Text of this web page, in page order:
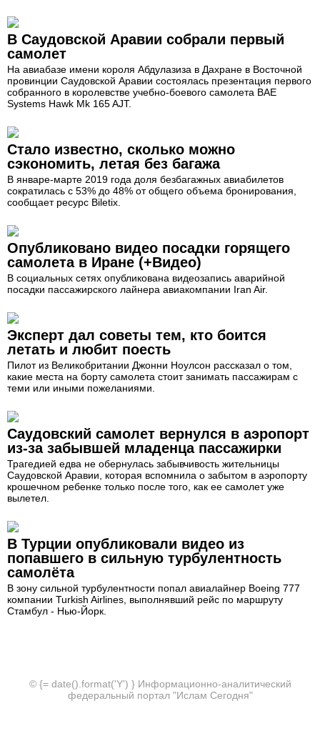
В Саудовской Аравии собрали первый
самолет
На авиабазе имени короля Абдулазиза в Дахране в Восточной
провинции Саудовской Аравии состоялась презентация первого
собранного в королевстве учебно-боевого самолета BAE
Systems Hawk Mk 165 AJT.
Стало известно, сколько можно
сэкономить, летая без багажа
В январе-марте 2019 года доля безбагажных авиабилетов
сократилась с 53% до 48% от общего объема бронирования,
сообщает ресурс Biletix.
Опубликовано видео посадки горящего
самолета в Иране (+Видео)
В социальных сетях опубликована видеозапись аварийной
посадки пассажирского лайнера авиакомпании Iran Air.
Эксперт дал советы тем, кто боится
летать и любит поесть
Пилот из Великобритании Джонни Ноулсон рассказал о том,
какие места на борту самолета стоит занимать пассажирам с
теми или иными пожеланиями.
Саудовский самолет вернулся в аэропорт
из-за забывшей младенца пассажирки
Трагедией едва не обернулась забывчивость жительницы
Саудовской Аравии, которая вспомнила о забытом в аэропорту
крошечном ребенке только после того, как ее самолет уже
вылетел.
В Турции опубликовали видео из
попавшего в сильную турбулентность
самолёта
В зону сильной турбулентности попал авиалайнер Boeing 777
компании Turkish Airlines, выполнявший рейс по маршруту
Стамбул - Нью-Йорк.
© {= date().format('Y') } Информационно-аналитический
федеральный портал "Ислам Сегодня"